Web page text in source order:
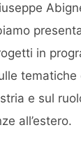
in
tematiche
e sul
all’estero.